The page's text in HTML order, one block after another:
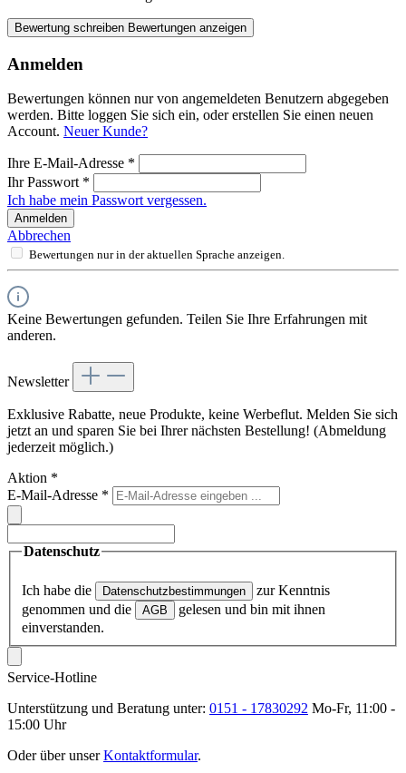
Bewertung schreiben Bewertungen anzeigen
Anmelden
Bewertungen können nur von angemeldeten Benutzern abgegeben
werden. Bitte loggen Sie sich ein, oder erstellen Sie einen neuen
Account. Neuer Kunde?
Ihre E-Mail-Adresse *
Ihr Passwort *
Ich habe mein Passwort vergessen.
Anmelden
Abbrechen
Bewertungen nur in der aktuellen Sprache anzeigen.
Keine Bewertungen gefunden. Teilen Sie Ihre Erfahrungen mit
anderen.
Newsletter
Exklusive Rabatte, neue Produkte, keine Werbeflut. Melden Sie sich
jetzt an und sparen Sie bei Ihrer nächsten Bestellung! (Abmeldung
jederzeit möglich.)
Aktion *
E-Mail-Adresse *
Datenschutz
Ich habe die Datenschutzbestimmungen
zur Kenntnis
genommen und die
AGB
gelesen und bin mit ihnen
einverstanden.
Service-Hotline
Unterstützung und Beratung unter: 0151 - 17830292 Mo-Fr, 11:00 -
15:00 Uhr
Oder über unserKontaktformular.